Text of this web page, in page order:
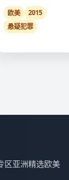
现尸体手指指向的下
游，藏着警长的秘密。
欧美
2015
悬疑犯罪
区亚洲精选欧美